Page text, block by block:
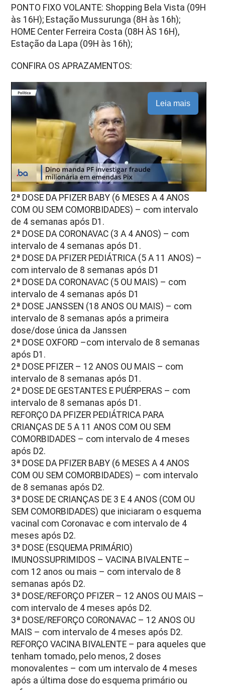
PONTO FIXO VOLANTE: Shopping Bela Vista (09H
às 16H); Estação Mussurunga (8H às 16h);
HOME Center Ferreira Costa (08H ÀS 16H),
Estação da Lapa (09H às 16h);
CONFIRA OS APRAZAMENTOS:
Leia mais
2ª DOSE DA PFIZER BABY (6 MESES A 4 ANOS
COM OU SEM COMORBIDADES) – com intervalo
de 4 semanas após D1.
2ª DOSE DA CORONAVAC (3 A 4 ANOS) – com
intervalo de 4 semanas após D1.
2ª DOSE DA PFIZER PEDIÁTRICA (5 A 11 ANOS) –
com intervalo de 8 semanas após D1
2ª DOSE DA CORONAVAC (5 OU MAIS) – com
intervalo de 4 semanas após D1
2ª DOSE JANSSEN (18 ANOS OU MAIS) – com
intervalo de 8 semanas após a primeira
dose/dose única da Janssen
2ª DOSE OXFORD –com intervalo de 8 semanas
após D1.
2ª DOSE PFIZER – 12 ANOS OU MAIS – com
intervalo de 8 semanas após D1.
2ª DOSE DE GESTANTES E PUÉRPERAS – com
intervalo de 8 semanas após D1.
REFORÇO DA PFIZER PEDIÁTRICA PARA
CRIANÇAS DE 5 A 11 ANOS COM OU SEM
COMORBIDADES – com intervalo de 4 meses
após D2.
3ª DOSE DA PFIZER BABY (6 MESES A 4 ANOS
COM OU SEM COMORBIDADES) – com intervalo
de 8 semanas após D2.
3ª DOSE DE CRIANÇAS DE 3 E 4 ANOS (COM OU
SEM COMORBIDADES) que iniciaram o esquema
vacinal com Coronavac e com intervalo de 4
meses após D2.
3ª DOSE (ESQUEMA PRIMÁRIO)
IMUNOSSUPRIMIDOS – VACINA BIVALENTE –
com 12 anos ou mais – com intervalo de 8
semanas após D2.
3ª DOSE/REFORÇO PFIZER – 12 ANOS OU MAIS –
com intervalo de 4 meses após D2.
3ª DOSE/REFORÇO CORONAVAC – 12 ANOS OU
MAIS – com intervalo de 4 meses após D2.
REFORÇO VACINA BIVALENTE – para aqueles que
tenham tomado, pelo menos, 2 doses
monovalentes – com um intervalo de 4 meses
após a última dose do esquema primário ou